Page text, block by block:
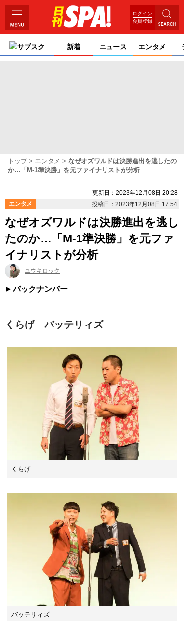
ログイン
会員登録
サブスク 新着 ニュース エンタメ
トップ エンタメ
なぜオズワルドは決勝進出を逃したの
か…「M-1準決勝」を元ファイナリストが分析
更新日：2023年12月08日 20:28
エンタメ
投稿日：2023年12月08日 17:54
なぜオズワルドは決勝進出を逃し
たのか…「M-1準決勝」を元ファ
イナリストが分析
ユウキロック
バックナンバー
くらげ バッテリィズ
くらげ
バッテリィズ